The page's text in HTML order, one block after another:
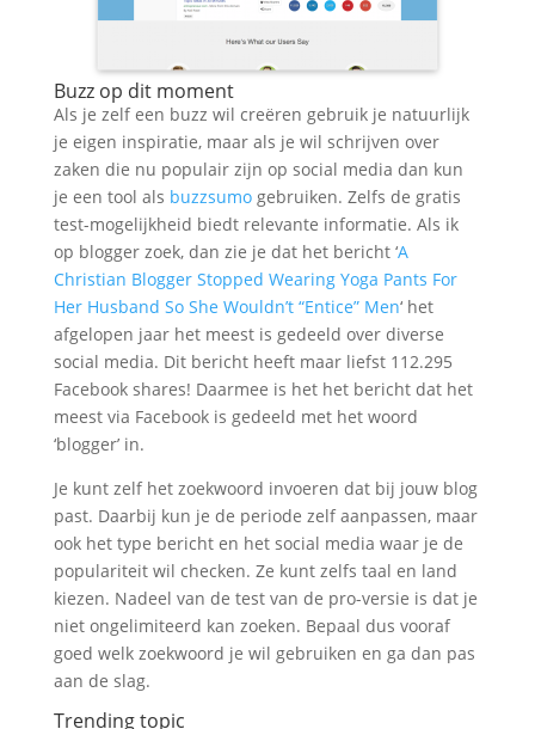
Buzz op dit moment
Als je zelf een buzz wil creëren gebruik je natuurlijk
je eigen inspiratie, maar als je wil schrijven over
zaken die nu populair zijn op social media dan kun
je een tool als buzzsumogebruiken. Zelfs de gratis
test-mogelijkheid biedt relevante informatie. Als ik
op blogger zoek, dan zie je dat het bericht ‘A
Christian Blogger Stopped Wearing Yoga Pants For
Her Husband So She Wouldn’t “Entice” Men‘ het
afgelopen jaar het meest is gedeeld over diverse
social media. Dit bericht heeft maar liefst 112.295
Facebook shares! Daarmee is het het bericht dat het
meest via Facebook is gedeeld met het woord
‘blogger’ in.
Je kunt zelf het zoekwoord invoeren dat bij jouw blog
past. Daarbij kun je de periode zelf aanpassen, maar
ook het type bericht en het social media waar je de
populariteit wil checken. Ze kunt zelfs taal en land
kiezen. Nadeel van de test van de pro-versie is dat je
niet ongelimiteerd kan zoeken. Bepaal dus vooraf
goed welk zoekwoord je wil gebruiken en ga dan pas
aan de slag.
Trending topic